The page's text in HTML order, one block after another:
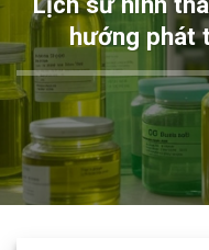
hướng phát